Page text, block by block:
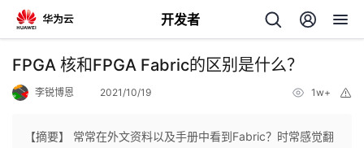
开发者
返
FPGA 核和FPGA Fabric的区别是什么？
李锐博恩 2021/10/19 1w+
【摘要】 常常在外文资料以及手册中看到Fabric？时常感觉翻